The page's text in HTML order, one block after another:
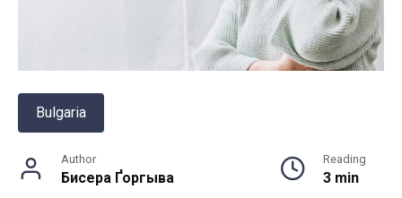
Bulgaria
Author
Бисера Ґоргыва
Reading
3 min